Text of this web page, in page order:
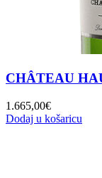
CHÂTEAU
1.665,00€
Dodaj u košaricu